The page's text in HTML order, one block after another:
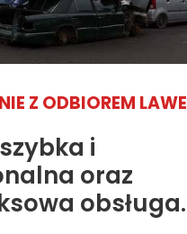
Z ODBIOREM
i
oraz
obsługa.